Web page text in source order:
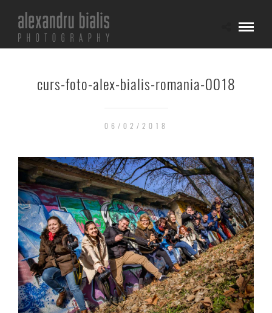
curs-foto-alex-bialis-romania-0018
06/02/2018